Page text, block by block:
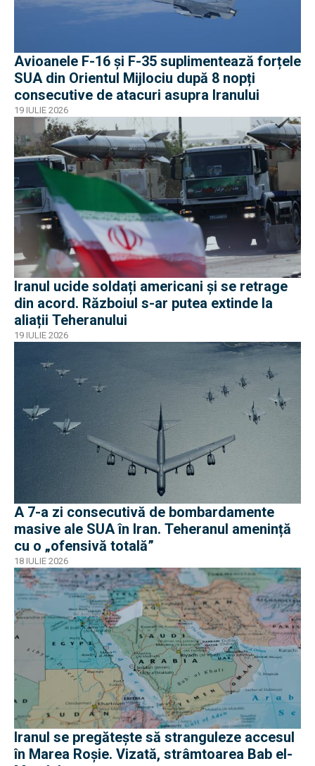
Avioanele F-16 și F-35 suplimentează forțele
SUA din Orientul Mijlociu după 8 nopți
consecutive de atacuri asupra Iranului
19 IULIE 2026
Iranul ucide soldați americani și se retrage
din acord. Războiul s-ar putea extinde la
aliații Teheranului
19 IULIE 2026
A 7-a zi consecutivă de bombardamente
masive ale SUA în Iran. Teheranul amenință
cu o „ofensivă totală”
18 IULIE 2026
Iranul se pregătește să stranguleze accesul
în Marea Roșie. Vizată, strâmtoarea Bab el-